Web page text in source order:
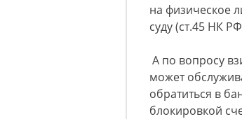
на физическое
суду (ст.45 НК
А по вопросу
может
обратиться в
блокировкой